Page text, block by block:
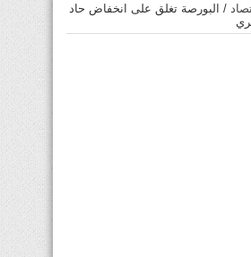
/ البورصة تغلق على انخفاض حاد